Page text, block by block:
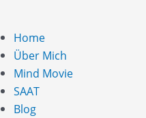
Home
Über Mich
Mind Movie
SAAT
Blog